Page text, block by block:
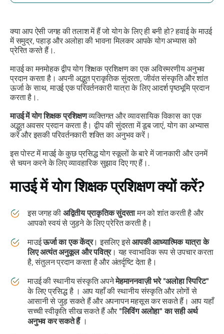
क्या आप ऐसी जगह की तलाश में हैं जो योग के लिए ही बनी हो? हवाई के माउई
में समुद्र, पहाड़ और अलोहा की भावना मिलकर आपके योग अभ्यास को
प्रेरित करते हैं।.
माउई का मनमोहक द्वीप योग शिक्षक प्रशिक्षण का एक अविस्मरणीय अनुभव
प्रदान करता है। अपनी अद्भुत प्राकृतिक सुंदरता, जीवंत संस्कृति और शांत
ऊर्जा के साथ, माउई एक परिवर्तनकारी यात्रा के लिए आदर्श पृष्ठभूमि प्रदान
करता है।.
माउई में योग शिक्षक प्रशिक्षणव्यक्तिगत और व्यावसायिक विकास का एक
अद्भुत अवसर प्रदान करता है। द्वीप की सुंदरता में डूब जाएं, योग का अभ्यास
करें और इसकी परिवर्तनकारी शक्ति का अनुभव करें।
इस पोस्ट में माउई के कुछ प्रसिद्ध योग स्कूलों के बारे में जानकारी और उनमें
से चयन करने के लिए व्यावहारिक सुझाव दिए गए हैं।.
माउई में योग शिक्षक प्रशिक्षण क्यों करें?
इस जगह की अद्वितीय प्राकृतिक सुंदरतामन को शांत करती है और
आपको स्वयं से जुड़ने के लिए प्रेरित करती है।
माउईऊर्जा का एक केंद्र। इसलिए इसेआपकी आध्यात्मिक यात्रा के
लिए अत्यंत अनुकूल और पवित्र। यह स्वाभाविक रूप से उपचार करता
है, संतुलन प्रदान करता है और अंतर्दृष्टि देता है।
माउई की स्थानीय संस्कृति अपनेमेहमाननवाज़ी भरे "अलोहा स्पिरिट"
के लिए प्रसिद्ध है । आप यहाँ की स्थानीय संस्कृति और लोगों से
आसानी से जुड़ सकते हैं और अपनापन महसूस कर सकते हैं। आप यहाँ
सच्ची स्वीकृति सीख सकते हैं और "लिविंग अलोहा" का सही अर्थ
अनुभव कर सकते हैं।